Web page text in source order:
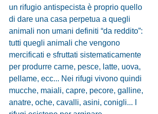
un rifugio antispecista è proprio quello
di dare una casa perpetua a quegli
animali non umani definiti “da reddito”:
tutti quegli animali che vengono
mercificati e sfruttati sistematicamente
per produrre carne, pesce, latte, uova,
pellame, ecc... Nei rifugi vivono quindi
mucche, maiali, capre, pecore, galline,
anatre, oche, cavalli, asini, conigli... I